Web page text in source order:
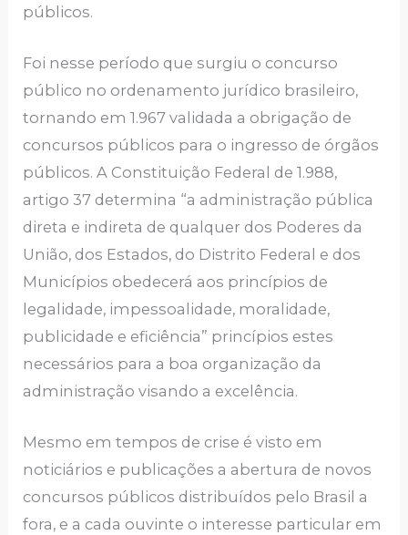
públicos.
Foi nesse período que surgiu o concurso
público no ordenamento jurídico brasileiro,
tornando em 1.967 validada a obrigação de
concursos públicos para o ingresso de órgãos
públicos. A Constituição Federal de 1.988,
artigo 37 determina “a administração pública
direta e indireta de qualquer dos Poderes da
União, dos Estados, do Distrito Federal e dos
Municípios obedecerá aos princípios de
legalidade, impessoalidade, moralidade,
publicidade e eficiência” princípios estes
necessários para a boa organização da
administração visando a excelência.
Mesmo em tempos de crise é visto em
noticiários e publicações a abertura de novos
concursos públicos distribuídos pelo Brasil a
fora, e a cada ouvinte o interesse particular em